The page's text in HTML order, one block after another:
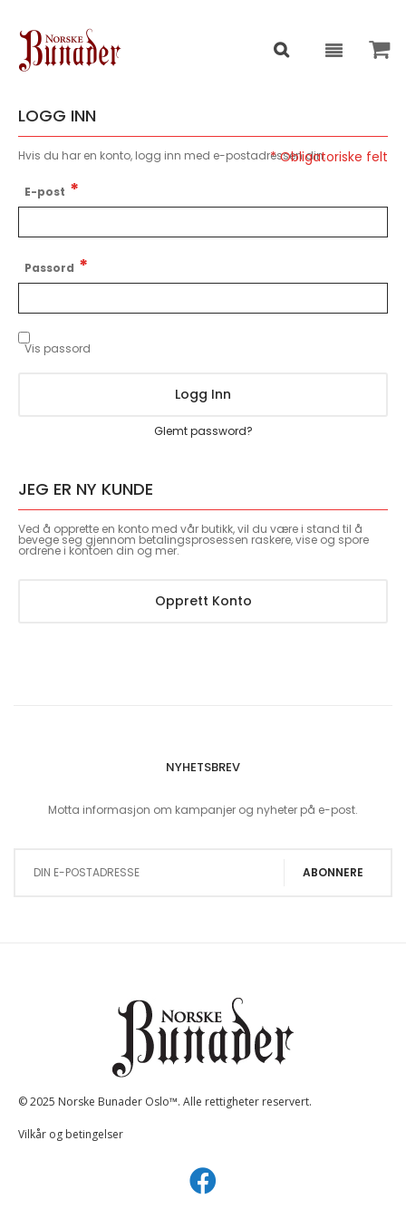
LOGG INN
Hvis du har en konto, logg inn med e-postadressen din.
E-post
Passord
Vis passord
Logg Inn
Glemt password?
JEG ER NY KUNDE
Ved å opprette en konto med vår butikk, vil du være i stand til å
bevege seg gjennom betalingsprosessen raskere, vise og spore
ordrene i kontoen din og mer.
Opprett Konto
NYHETSBREV
Motta informasjon om kampanjer og nyheter på e-post.
ABONNERE
© 2025 Norske Bunader Oslo™. Alle rettigheter reservert.
Vilkår og betingelser